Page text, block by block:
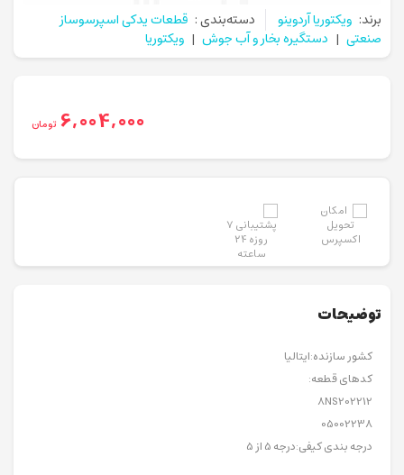
برند: ویکتوریا آردوینو دسته‌بندی : قطعات یدکی اسپرسوساز
صنعتی | دستگیره بخار و آب جوش | ویکتوریا
6,004,000 تومان
توضیحات
کشور سازنده:ایتالیا
کدهای قطعه:
8NS202212
05002238
درجه بندی کیفی:درجه 5 از 5